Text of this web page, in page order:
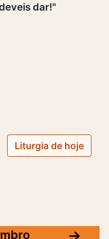
dar!"
Liturgia de hoje